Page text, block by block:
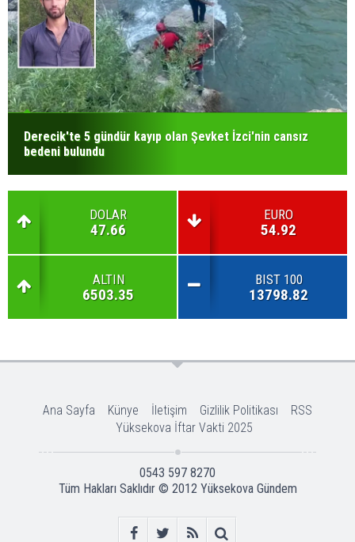
Derecik'te 5 gündür kayıp olan Şevket İzci'nin cansız
bedeni bulundu
DOLAR
47.66
EURO
54.92
ALTIN
6503.35
BIST 100
13798.82
Ana Sayfa Künye İletişim Gizlilik Politikası
RSS
Yüksekova İftar Vakti 2025
0543 597 8270
Tüm Hakları Saklıdır © 2012 Yüksekova Gündem